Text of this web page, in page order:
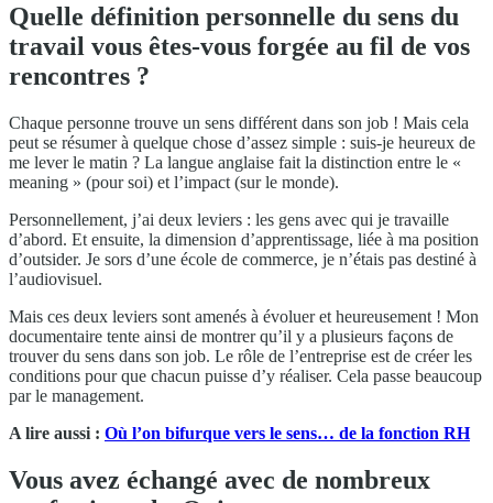
Quelle définition personnelle du sens du
travail vous êtes-vous forgée au fil de vos
rencontres ?
Chaque personne trouve un sens différent dans son job ! Mais cela
peut se résumer à quelque chose d’assez simple : suis-je heureux de
me lever le matin ? La langue anglaise fait la distinction entre le «
meaning » (pour soi) et l’impact (sur le monde).
Personnellement, j’ai deux leviers : les gens avec qui je travaille
d’abord. Et ensuite, la dimension d’apprentissage, liée à ma position
d’outsider. Je sors d’une école de commerce, je n’étais pas destiné à
l’audiovisuel.
Mais ces deux leviers sont amenés à évoluer et heureusement ! Mon
documentaire tente ainsi de montrer qu’il y a plusieurs façons de
trouver du sens dans son job. Le rôle de l’entreprise est de créer les
conditions pour que chacun puisse d’y réaliser. Cela passe beaucoup
par le management.
A lire aussi : Où l’on bifurque vers le sens… de la fonction RH
Vous avez échangé avec de nombreux